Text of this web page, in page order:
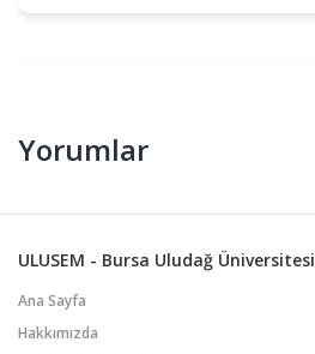
Yorumlar
ULUSEM - Bursa Uludağ Üniversitesi
Ana Sayfa
Hakkımızda